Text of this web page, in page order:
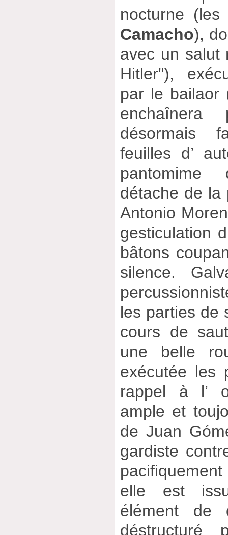
nocturne
Camacho),
avec un salut
Hitler"),
par le bailaor
désormais
feuilles d’
détache de la
Antonio
gesticulation
bâtons
silence.
les parties de
cours de
une belle
exécutée les
rappel à l’
ample et
de Juan
gardiste
elle est
élément de